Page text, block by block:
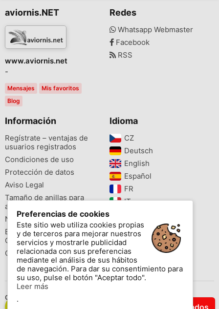
Filtrar Resultados
aviornis.NET
www.aviornis.net
-
Mensajes
Mis favoritos
Blog
Redes
Whatsapp Webmaster
Facebook
RSS
Información
Regístrate – ventajas de
usuarios registrados
Condiciones de uso
Protección de datos
Aviso Legal
Tamaño de anillas para
aves
Newsletter
Buscador de especies
Cites
Colores de las anillas
Idioma
CZ‎
Deutsch‎
English‎
Español‎
FR‎
IT‎
PL‎
PT‎
Preferencias de cookies
Este sitio web utiliza cookies propias
y de terceros para mejorar nuestros
servicios y mostrarle publicidad
relacionada con sus preferencias
mediante el análisis de sus hábitos
de navegación. Para dar su consentimiento para
su uso, pulse el botón "Aceptar todo".
Leer más
.
Contáctenos
Copyright © 2026 www.aviornis.net Tablón de anuncios gratis.